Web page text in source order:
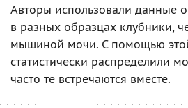
Авторы использовали данные
в разных образцах клубники,
мышиной мочи. С помощью
статистически распределили
часто те встречаются вместе.